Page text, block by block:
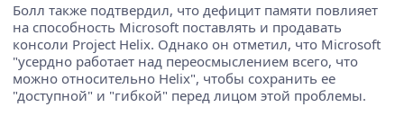
Болл также подтвердил, что дефицит памяти повлияет
на способность Microsoft поставлять и продавать
консоли Project Helix. Однако он отметил, что Microsoft
"усердно работает над переосмыслением всего, что
можно относительно Helix", чтобы сохранить ее
"доступной" и "гибкой" перед лицом этой проблемы.